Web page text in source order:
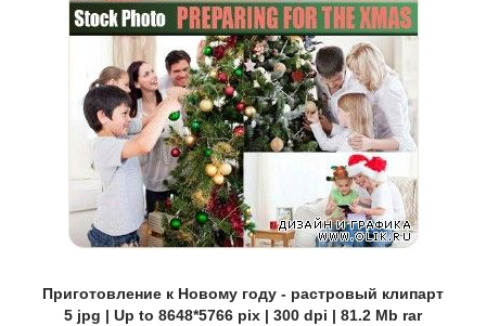
Приготовление к Новому году - растровый клипарт
5 jpg | Up to 8648*5766 pix | 300 dpi | 81.2 Mb rar